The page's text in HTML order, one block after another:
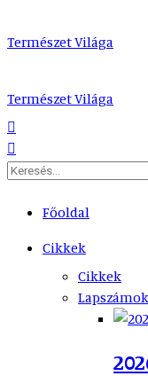
Természet Világa
Természet Világa
Főoldal
Cikkek
Cikkek
Lapszámok